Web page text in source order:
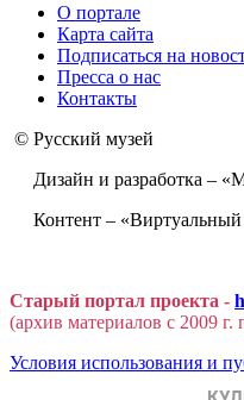
О портале
Карта сайта
Подписаться на
Пресса о нас
Контакты
© Русский музей
Дизайн и разработка –
Контент – «Виртуальный
Старый портал проекта -
(архив материалов с 2009 г.
Условия использования и